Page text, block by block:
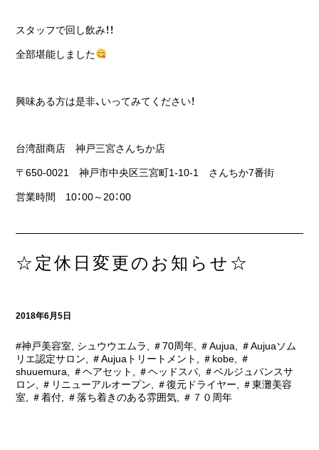
スタッフで回し飲み！！
全部堪能しました
興味ある方は是非、いってみてください！
台湾甜商店 神戸三宮さんちか店
〒650-0021 神戸市中央区三宮町1-10-1 さんちか7番街
営業時間 10：00～20：00
☆定休日変更のお知らせ☆
2018年6月5日
#神戸美容室 シュウウエムラ ＃70周年 ＃Aujua
＃Aujuaソム
リエ認定サロン
＃Aujuaトリートメント ＃kobe
＃
shuuemura
＃ヘアセット ＃ヘッドスパ
＃ベルジュバンスサ
ロン
＃リニューアルオープン ＃復元ドライヤー
＃東灘美容
室
＃着付 ＃落ち着きのある雰囲気 ＃７０周年